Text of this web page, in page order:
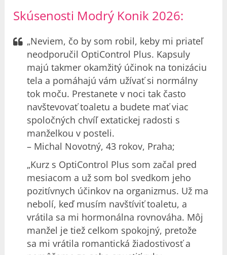
Skúsenosti Modrý Konik 2026:
„Neviem, čo by som robil, keby mi priateľ
neodporučil OptiControl Plus. Kapsuly
majú takmer okamžitý účinok na tonizáciu
tela a pomáhajú vám užívať si normálny
tok moču. Prestanete v noci tak často
navštevovať toaletu a budete mať viac
spoločných chvíľ extatickej radosti s
manželkou v posteli.
– Michal Novotný, 43 rokov, Praha;
„Kurz s OptiControl Plus som začal pred
mesiacom a už som bol svedkom jeho
pozitívnych účinkov na organizmus. Už ma
nebolí, keď musím navštíviť toaletu, a
vrátila sa mi hormonálna rovnováha. Môj
manžel je tiež celkom spokojný, pretože
sa mi vrátila romantická žiadostivosť a